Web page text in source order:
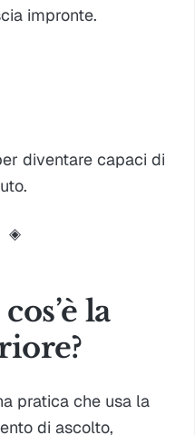
impronte.
diventare capaci di
◈
la
pratica che usa la
di ascolto,